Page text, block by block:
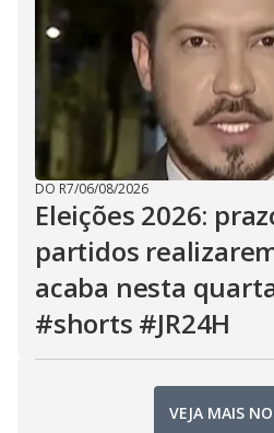
DO R7/06/08/2026
Eleições 2026:
partidos
acaba nesta
#shorts #JR24H
VEJA MAIS